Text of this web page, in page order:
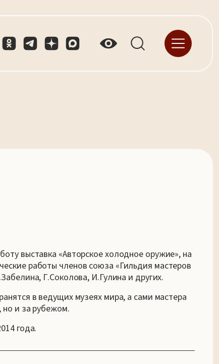
выставка «Авторское холодное оружие», на
работы членов союза «Гильдия мастеров
Г.Соколова, И.Гулина и других.
в ведущих музеях мира, а сами мастера
но и за рубежом.
года.